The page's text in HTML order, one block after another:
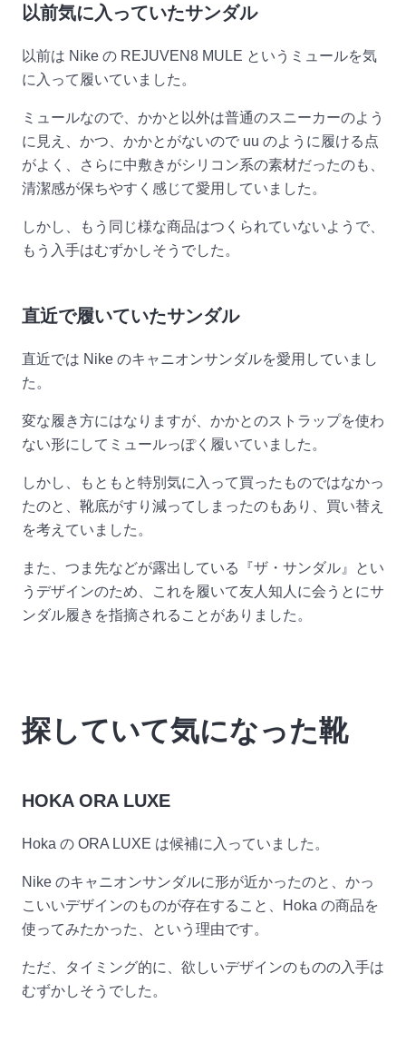
以前気に入っていたサンダル
以前は Nike の REJUVEN8 MULE というミュールを気
に入って履いていました。
ミュールなので、かかと以外は普通のスニーカーのよう
に見え、かつ、かかとがないので uu のように履ける点
がよく、さらに中敷きがシリコン系の素材だったのも、
清潔感が保ちやすく感じて愛用していました。
しかし、もう同じ様な商品はつくられていないようで、
もう入手はむずかしそうでした。
直近で履いていたサンダル
直近では Nike のキャニオンサンダルを愛用していまし
た。
変な履き方にはなりますが、かかとのストラップを使わ
ない形にしてミュールっぽく履いていました。
しかし、もともと特別気に入って買ったものではなかっ
たのと、靴底がすり減ってしまったのもあり、買い替え
を考えていました。
また、つま先などが露出している『ザ・サンダル』とい
うデザインのため、これを履いて友人知人に会うとにサ
ンダル履きを指摘されることがありました。
探していて気になった靴
HOKA ORA LUXE
Hoka の ORA LUXE は候補に入っていました。
Nike のキャニオンサンダルに形が近かったのと、かっ
こいいデザインのものが存在すること、Hoka の商品を
使ってみたかった、という理由です。
ただ、タイミング的に、欲しいデザインのものの入手は
むずかしそうでした。